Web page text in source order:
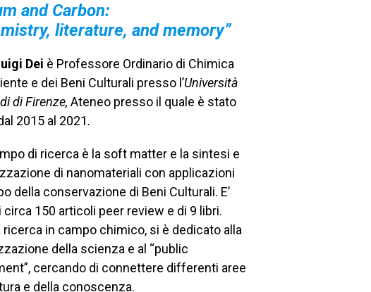
and Carbon:
literature, and memory”
Dei è Professore Ordinario di Chimica
e dei Beni Culturali presso l’Università
di Firenze,Ateneo presso il quale è stato
2015 al 2021.
di ricerca è la soft matter e la sintesi e
di nanomateriali con applicazioni
della conservazione di Beni Culturali. E’
circa 150 articoli peer review e di 9 libri.
ricerca in campo chimico, si è dedicato alla
della scienza e al “public
cercando di connettere differenti aree
e della conoscenza.